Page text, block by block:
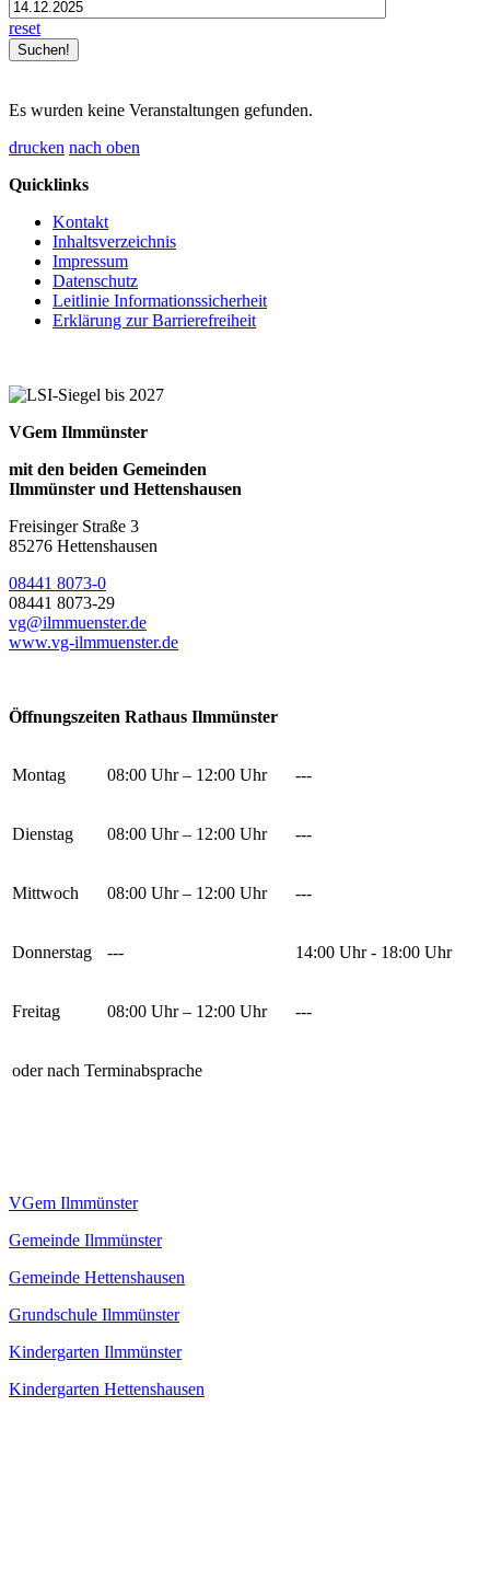
reset
Es wurden keine Veranstaltungen gefunden.
drucken nach oben
Quicklinks
Kontakt
Inhaltsverzeichnis
Impressum
Datenschutz
Leitlinie Informationssicherheit
Erklärung zur Barrierefreiheit
VGem Ilmmünster
mit den beiden Gemeinden
Ilmmünster und Hettenshausen
Freisinger Straße 3
85276 Hettenshausen
08441 8073-0
08441 8073-29
vg@ilmmuenster.de
www.vg-ilmmuenster.de
Öffnungszeiten Rathaus Ilmmünster
Montag 08:00 Uhr – 12:00 Uhr ---
Dienstag 08:00 Uhr – 12:00 Uhr ---
Mittwoch 08:00 Uhr – 12:00 Uhr ---
Donnerstag --- 14:00 Uhr - 18:00 Uhr
Freitag 08:00 Uhr – 12:00 Uhr ---
oder nach Terminabsprache
VGem Ilmmünster
Gemeinde Ilmmünster
Gemeinde Hettenshausen
Grundschule Ilmmünster
Kindergarten Ilmmünster
Kindergarten Hettenshausen